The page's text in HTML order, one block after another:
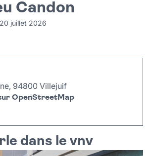
Candon
juillet 2026
94800 Villejuif
OpenStreetMap
dans le vnv